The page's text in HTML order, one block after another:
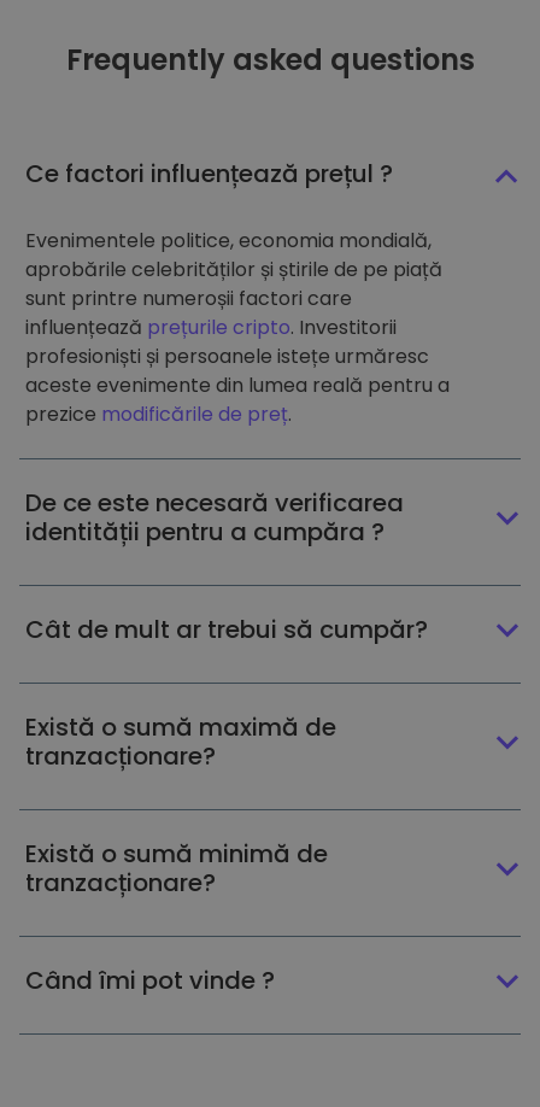
Frequently asked questions
Ce factori influențează prețul ?
Evenimentele politice, economia mondială,
aprobările celebrităților și știrile de pe piață
sunt printre numeroșii factori care
influențează prețurile cripto. Investitorii
profesioniști și persoanele istețe urmăresc
aceste evenimente din lumea reală pentru a
prezice modificările de preț.
De ce este necesară verificarea
identității pentru a cumpăra ?
Cât de mult ar trebui să cumpăr?
Există o sumă maximă de
tranzacționare?
Există o sumă minimă de
tranzacționare?
Când îmi pot vinde ?